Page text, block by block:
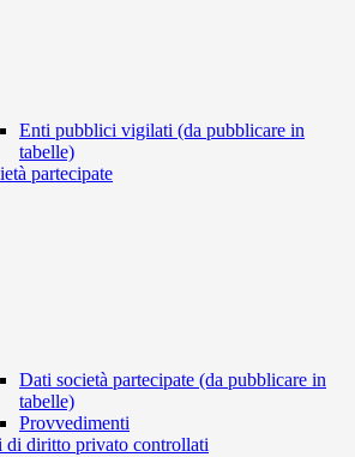
Enti pubblici vigilati (da pubblicare in
tabelle)
partecipate
Dati società partecipate (da pubblicare in
tabelle)
Provvedimenti
di diritto privato controllati